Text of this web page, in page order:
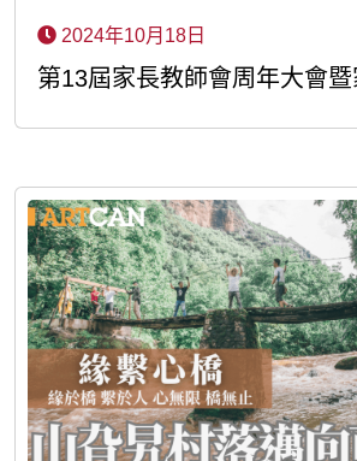
2024年10月18日
第13屆家長教師會周年大會暨